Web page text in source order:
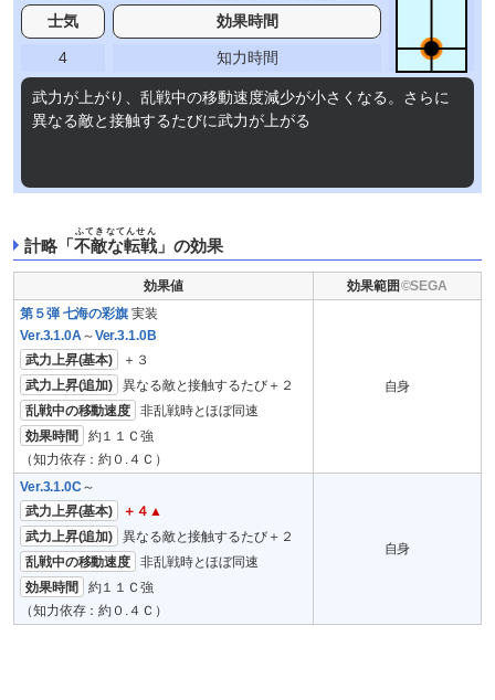
士気 効果時間
4 知力時間
武力が上がり、乱戦中の移動速度減少が小さくなる。さらに
異なる敵と接触するたびに武力が上がる
計略「 不敵な転戦
ふてきなてんせん
」の効果
効果値
効果範囲
第５弾 七海の彩旗実装
Ver.3.1.0A ～Ver.3.1.0B
武力上昇(基本)
＋３
武力上昇(追加)
異なる敵と接触するたび＋２
乱戦中の移動速度
非乱戦時とほぼ同速
効果時間
約１１Ｃ強
（知力依存：約０.４Ｃ）
自身
Ver.3.1.0C～
武力上昇(基本)
＋４▲
武力上昇(追加)
異なる敵と接触するたび＋２
乱戦中の移動速度
非乱戦時とほぼ同速
効果時間
約１１Ｃ強
（知力依存：約０.４Ｃ）
自身